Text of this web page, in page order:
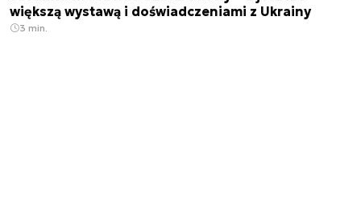
większą wystawą i doświadczeniami z Ukrainy
3 min.